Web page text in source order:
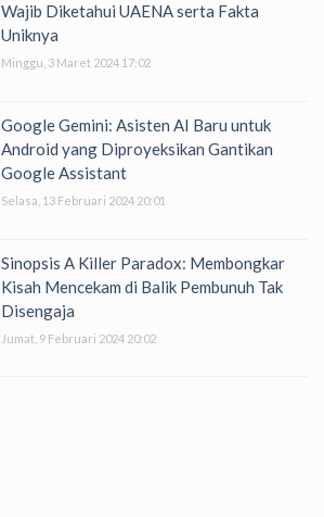
Wajib Diketahui UAENA serta Fakta
Uniknya
Minggu, 3 Maret 2024 17:02
Google Gemini: Asisten AI Baru untuk
Android yang Diproyeksikan Gantikan
Google Assistant
Selasa, 13 Februari 2024 20:01
Sinopsis A Killer Paradox: Membongkar
Kisah Mencekam di Balik Pembunuh Tak
Disengaja
Jumat, 9 Februari 2024 20:02